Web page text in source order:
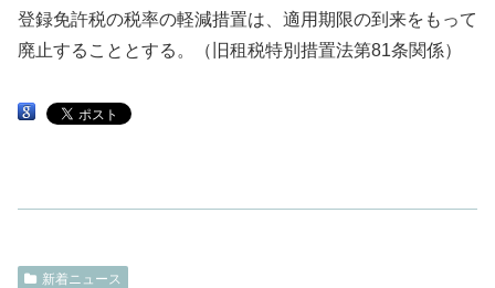
登録免許税の税率の軽減措置は、適用期限の到来をもって
廃止することとする。（旧租税特別措置法第81条関係）
新着ニュース